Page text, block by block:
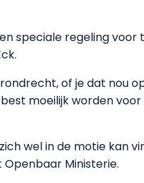
speciale regeling voor
of je dat nou
moeilijk worden voor
wel in de motie kan
Ministerie.